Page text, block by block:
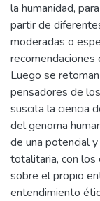
la humanidad,
partir de
moderadas o
Luego se
pensadores de
suscita la ciencia
del genoma
de una potencial
totalitaria, con
sobre el propio
entendimiento